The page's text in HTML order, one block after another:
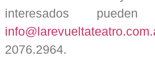
interesados
2076.2964.